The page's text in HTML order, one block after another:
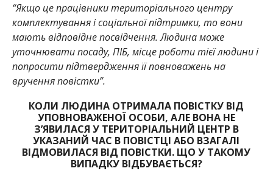
“Якщо це працівники територіального центру
комплектування і соціальної підтримки, то вони
мають відповідне посвідчення. Людина може
уточнювати посаду, ПІБ, місце роботи тієї людини і
попросити підтвердження її повноважень на
вручення повістки”.
КОЛИ ЛЮДИНА ОТРИМАЛА ПОВІСТКУ ВІД
УПОВНОВАЖЕНОЇ ОСОБИ, АЛЕ ВОНА НЕ
З’ЯВИЛАСЯ У ТЕРИТОРІАЛЬНИЙ ЦЕНТР В
УКАЗАНИЙ ЧАС В ПОВІСТЦІ АБО ВЗАГАЛІ
ВІДМОВИЛАСЯ ВІД ПОВІСТКИ. ЩО У ТАКОМУ
ВИПАДКУ ВІДБУВАЄТЬСЯ?